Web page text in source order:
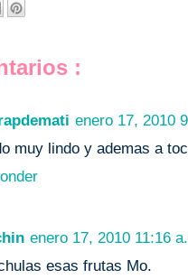
:
enero 17, 2010
muy lindo y ademas a
enero 17, 2010 11:16
esas frutas Mo.